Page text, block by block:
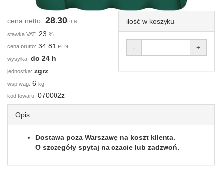
cena netto: 28.30PLN
stawka VAT: 23 %
cena brutto: 34.81 PLN
wysyłka: do 24 h
jednostka: zgrz
wsp wag: 6 kg
kod towaru: 070002z
ilość w koszyku
- +
Opis
Dostawa poza Warszawę na koszt klienta.
O szczegóły spytaj na czacie lub zadzwoń.